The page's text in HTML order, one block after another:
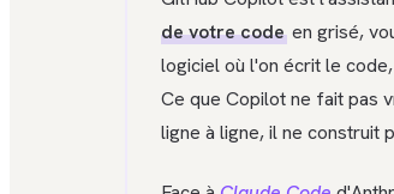
de votre code en grisé,
logiciel où l'on écrit le
Ce que Copilot ne fait pas
ligne à ligne, il ne construit